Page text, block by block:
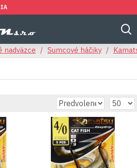
nadväzce Sumcové háčiky